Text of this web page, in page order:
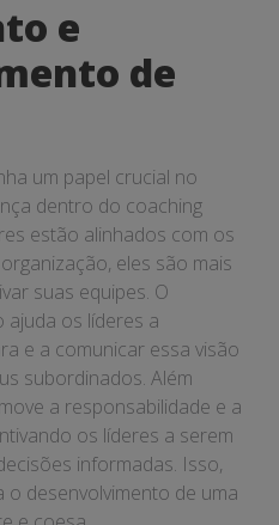
e
de
um papel crucial no
dentro do coaching
estão alinhados com os
eles são mais
suas equipes. O
os líderes a
e a comunicar essa visão
subordinados. Além
a responsabilidade e a
os líderes a serem
informadas. Isso,
desenvolvimento de uma